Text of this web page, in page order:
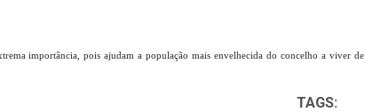
importância, pois ajudam a população mais envelhecida do concelho a viver de
TAGS: